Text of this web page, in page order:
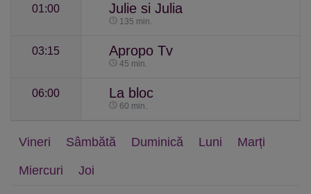
01:00 Julie si Julia
135 min.
03:15 Apropo Tv
45 min.
06:00 La bloc
60 min.
Vineri Sâmbătă Duminică Luni Marți
Miercuri Joi